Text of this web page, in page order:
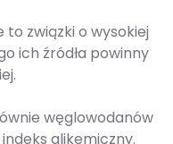
związki o wysokiej
ich źródła powinny
węglowodanów
glikemiczny.